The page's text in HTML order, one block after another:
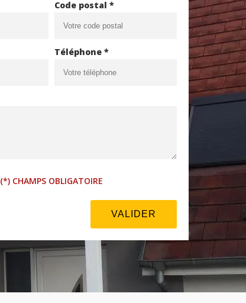
Code postal *
Téléphone *
(*) CHAMPS OBLIGATOIRE